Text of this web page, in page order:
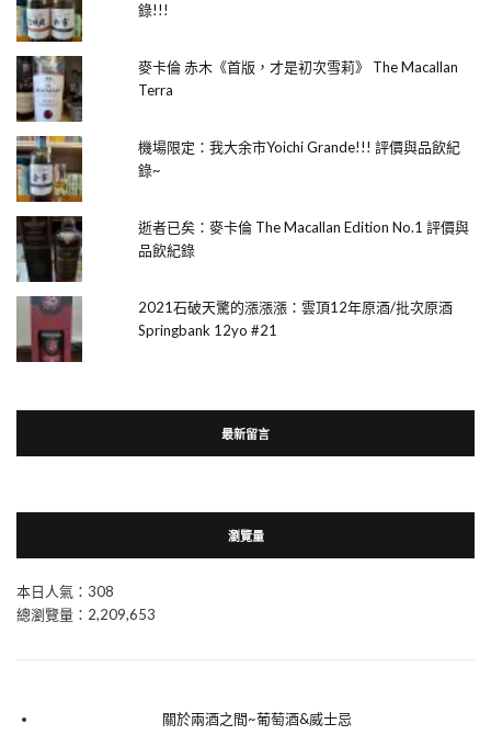
錄!!!
麥卡倫 赤木《首版，才是初次雪莉》 The Macallan
Terra
機場限定：我大余市Yoichi Grande!!! 評價與品飲紀
錄~
逝者已矣：麥卡倫 The Macallan Edition No.1 評價與
品飲紀錄
2021石破天驚的漲漲漲：雲頂12年原酒/批次原酒
Springbank 12yo #21
最新留言
瀏覽量
本日人氣：308
總瀏覽量：2,209,653
關於兩酒之間~葡萄酒&威士忌